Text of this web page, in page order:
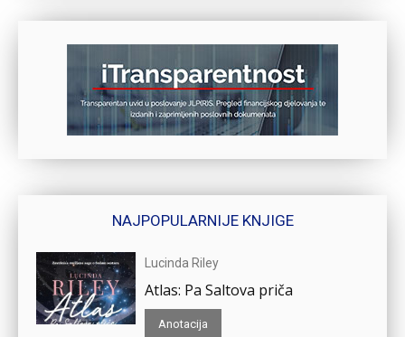
NAJPOPULARNIJE KNJIGE
Lucinda Riley
Atlas: Pa Saltova priča
Anotacija